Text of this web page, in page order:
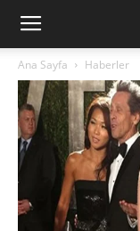
Ana Sayfa Haberler